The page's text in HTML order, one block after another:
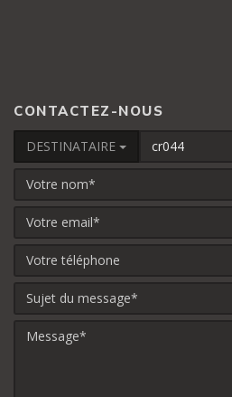
CONTACTEZ-NOUS
DESTINATAIRE